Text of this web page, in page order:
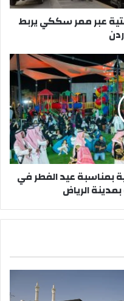
عبر ممر سككي يربط
بمناسبة عيد الفطر في
الرياض